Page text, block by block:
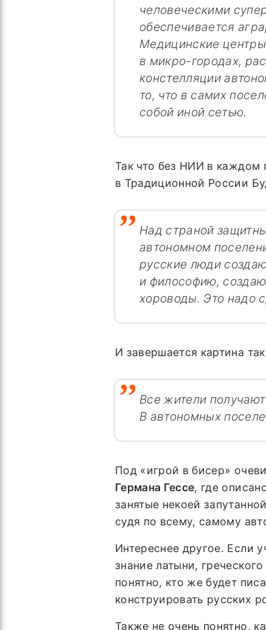
человеческими
обеспечивается
Медицинские
в микро-городах,
констелляции
то, что в самих
собой иной сетью.
Так что без НИИ в каждом
в Традиционной России
Над страной
автономном
русские люди
и философию,
хороводы. Это надо
И завершается картина
Все жители
В автономных
Под «игрой в бисер»
Германа Гессе, где
занятые некоей
судя по всему, самому
Интереснее другое. Если
знание латыни,
понятно, кто же будет
конструировать русских
Также не очень понятно,